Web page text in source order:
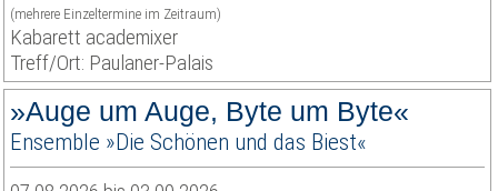
(mehrere Einzeltermine im Zeitraum)
Kabarett academixer
Treff/Ort: Paulaner-Palais
»Auge um Auge, Byte um Byte«
Ensemble »Die Schönen und das Biest«